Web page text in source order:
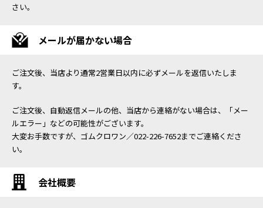
さい。
メールが届かない場合
ご注文後、当店より通常2営業日以内に必ずメールを返信いたしま
す。
ご注文後、自動返信メールの他、当店から連絡がない場合は、「メー
ルエラー」などの可能性がございます。
大変お手数ですが、ゴムクロワン／022-226-7652までご連絡くださ
い。
会社概要